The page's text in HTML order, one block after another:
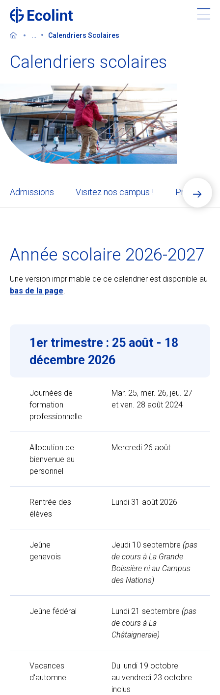
content
Découvrir l'Ecolint
Nos 3 campus
Apprendre à l'Ecolint
Admissions
Centre des arts
Contact
MyEcolint
FR
Calendriers Scolaires
Calendriers scolaires
Admissions Visitez nos campus ! Procédure
Année scolaire 2026-2027
Une version imprimable de ce calendrier est disponible au
bas de la page.
1er trimestre : 25 août - 18
décembre 2026
Journées de
formation
professionnelle
Mar. 25, mer. 26, jeu. 27
et ven. 28 août 2024
Allocution de
bienvenue au
personnel
Mercredi 26 août
Rentrée des
élèves
Lundi 31 août 2026
Jeûne
genevois
Jeudi 10 septembre (pas
de cours à La Grande
Boissière ni au Campus
des Nations)
Jeûne fédéral Lundi 21 septembre (pas
de cours à La
Châtaigneraie)
Vacances
d'automne
Du lundi 19 octobre
au vendredi 23 octobre
inclus